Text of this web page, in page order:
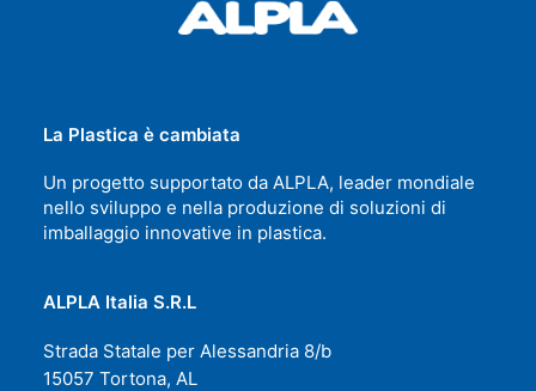
La Plastica è cambiata
Un progetto supportato da ALPLA, leader mondiale
nello sviluppo e nella produzione di soluzioni di
imballaggio innovative in plastica.
ALPLA Italia S.R.L
Strada Statale per Alessandria 8/b
15057 Tortona, AL